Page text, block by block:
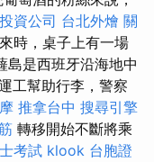
資公司 台北外燴 關
時，桌子上有一場
島是西班牙沿海地中
工幫助行李，警察
推拿台中 搜尋引擎
轉移開始不斷將乘
考試 klook 台胞證